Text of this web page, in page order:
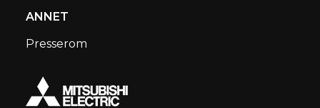
ANNET
Presserom